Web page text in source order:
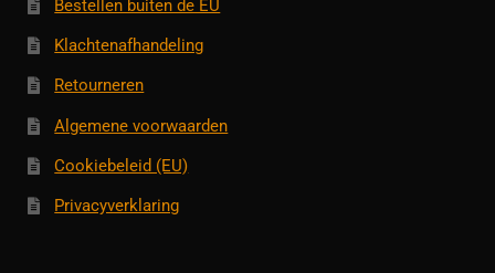
Bestellen buiten de EU
Klachtenafhandeling
Retourneren
Algemene voorwaarden
Cookiebeleid (EU)
Privacyverklaring